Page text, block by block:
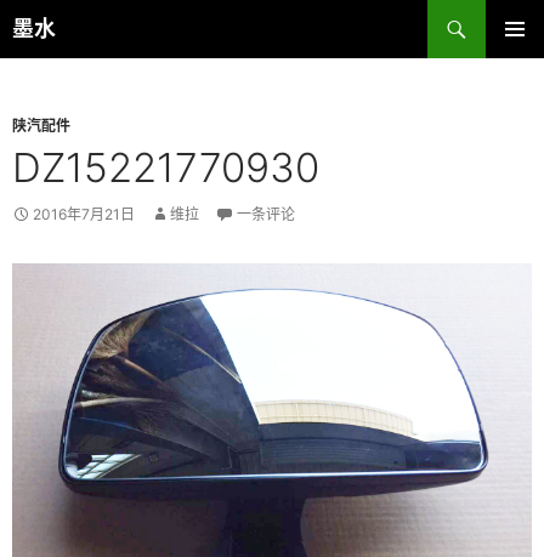
跳
至
墨水
搜
索
陕汽配件
DZ15221770930
2016年7月21日 维拉 一条评论